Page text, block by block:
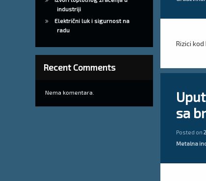
Rizici
sa
Posted on
Kategorije:
Metalna
mjere
upute za
industriji
Električni luk i sigurnost na
radu
Recent Comments
Nema komentara.